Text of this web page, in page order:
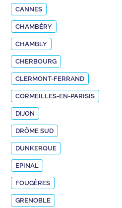
CANNES
CHAMBÉRY
CHAMBLY
CHERBOURG
CLERMONT-FERRAND
CORMEILLES-EN-PARISIS
DIJON
DRÔME SUD
DUNKERQUE
EPINAL
FOUGÈRES
GRENOBLE